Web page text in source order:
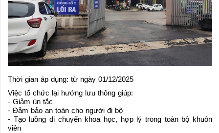
Thời gian áp dụng: từ ngày 01/12/2025
Việc tổ chức lại hướng lưu thông giúp:
- Giảm ùn tắc
- Đảm bảo an toàn cho người đi bộ
- Tạo luồng di chuyển khoa học, hợp lý trong toàn bộ khuôn
viên